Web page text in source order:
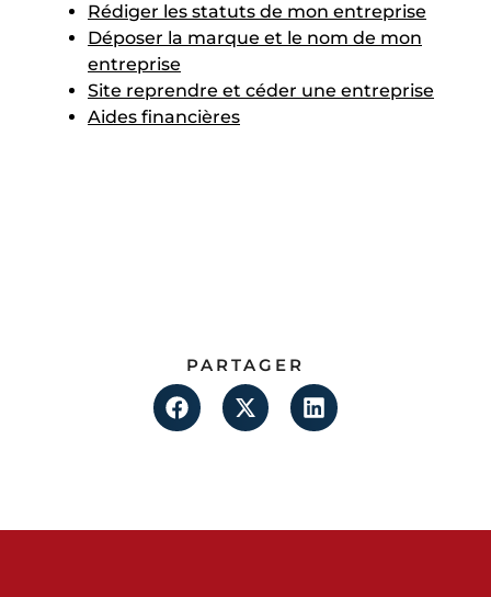
Rédiger les statuts de mon entreprise
Déposer la marque et le nom de mon
entreprise
Site reprendre et céder une entreprise
Aides financières
PARTAGER